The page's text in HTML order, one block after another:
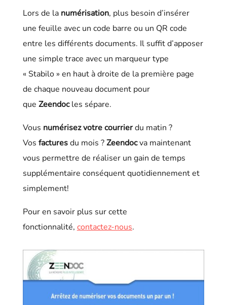
Lors de la numérisation, plus besoin d’insérer
une feuille avec un code barre ou un QR code
entre les différents documents. Il suffit d’apposer
une simple trace avec un marqueur type
« Stabilo » en haut à droite de la première page
de chaque nouveau document pour
que Zeendocles sépare.
Vous numérisez votre courrierdu matin ?
Vos facturesdu mois ?Zeendocva maintenant
vous permettre de réaliser un gain de temps
supplémentaire conséquent quotidiennement et
simplement!
Pour en savoir plus sur cette
fonctionnalité, contactez-nous.